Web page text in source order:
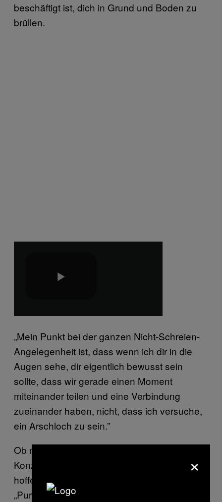
beschäftigt ist, dich in Grund und Boden zu
brüllen.
„Mein Punkt bei der ganzen Nicht-Schreien-
Angelegenheit ist, dass wenn ich dir in die
Augen sehe, dir eigentlich bewusst sein
sollte, dass wir gerade einen Moment
miteinander teilen und eine Verbindung
zueinander haben, nicht, dass ich versuche,
ein Arschloch zu sein.”
Ob nun übertriebene Rumbrüllerei auf
Konzerten unangebracht ist oder nicht: Wir
hoffen, dass das soziale Experiment
„Purpose World Tour” ein gutes Ende nimmt.
×